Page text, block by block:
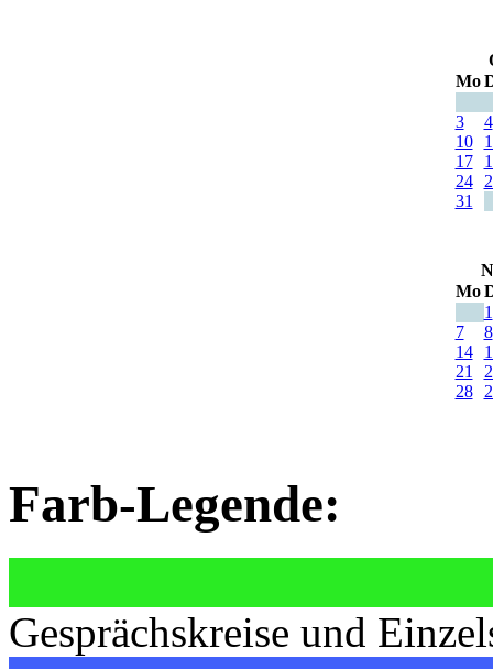
Mo
3
4
10
17
24
31
Mo
1
7
8
14
21
28
Farb-Legende:
Gesprächskreise und